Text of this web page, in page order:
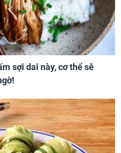
sợi dai này, cơ thể sẽ